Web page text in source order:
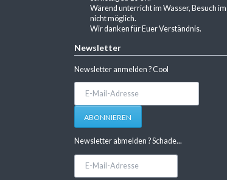
Wärend unterricht im Wasser, Besuch im
nicht möglich.
Wir danken für Euer Verständnis.
Newsletter
Newsletter anmelden ? Cool
Adresse
ABONNIEREN
Newsletter abmelden ? Schade...